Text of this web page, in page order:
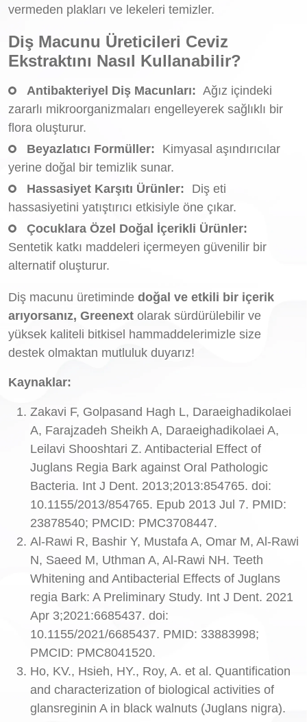
vermeden plakları ve lekeleri temizler.
Diş Macunu Üreticileri Ceviz
Ekstraktını Nasıl Kullanabilir?
Antibakteriyel Diş Macunları: Ağız içindeki
zararlı mikroorganizmaları engelleyerek sağlıklı bir
flora oluşturur.
Beyazlatıcı Formüller:
Kimyasal aşındırıcılar
yerine doğal bir temizlik sunar.
Hassasiyet Karşıtı Ürünler:
Diş eti
hassasiyetini yatıştırıcı etkisiyle öne çıkar.
Çocuklara Özel Doğal İçerikli Ürünler:
Sentetik katkı maddeleri içermeyen güvenilir bir
alternatif oluşturur.
Diş macunu üretiminde doğal ve etkili bir içerik
arıyorsanız, Greenext olarak sürdürülebilir ve
yüksek kaliteli bitkisel hammaddelerimizle size
destek olmaktan mutluluk duyarız!
Kaynaklar:
Zakavi F, Golpasand Hagh L, Daraeighadikolaei
A, Farajzadeh Sheikh A, Daraeighadikolaei A,
Leilavi Shooshtari Z. Antibacterial Effect of
Juglans Regia Bark against Oral Pathologic
Bacteria. Int J Dent. 2013;2013:854765. doi:
10.1155/2013/854765. Epub 2013 Jul 7. PMID:
23878540; PMCID: PMC3708447.
Al-Rawi R, Bashir Y, Mustafa A, Omar M, Al-Rawi
N, Saeed M, Uthman A, Al-Rawi NH. Teeth
Whitening and Antibacterial Effects of Juglans
regia Bark: A Preliminary Study. Int J Dent. 2021
Apr 3;2021:6685437. doi:
10.1155/2021/6685437. PMID: 33883998;
PMCID: PMC8041520.
Ho, KV., Hsieh, HY., Roy, A. et al. Quantification
and characterization of biological activities of
glansreginin A in black walnuts (Juglans nigra).